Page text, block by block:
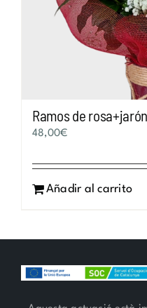
Ramos de rosa+jarón
48,00€
Añadir al carrito